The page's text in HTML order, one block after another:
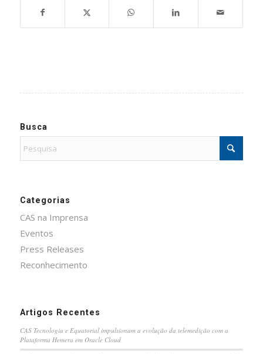
Busca
Categorias
CAS na Imprensa
Eventos
Press Releases
Reconhecimento
Artigos Recentes
CAS Tecnologia e Equatorial impulsionam a evolução da telemedição com a
Plataforma Hemera em Oracle Cloud